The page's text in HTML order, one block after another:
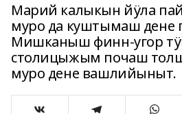
Марий калыкын йӱла
муро да куштымаш дене
Мишканыш финн-угор
столицыжым почаш
муро дене вашлийыныт.